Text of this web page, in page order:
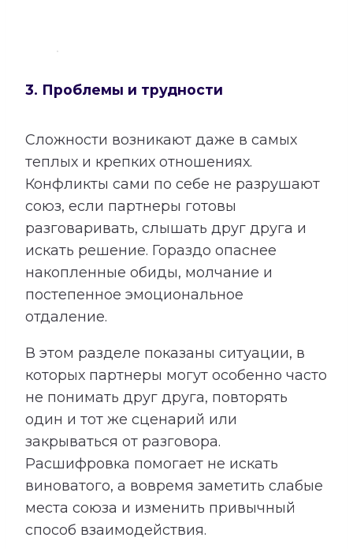
3. Проблемы и трудности
Сложности возникают даже в самых
теплых и крепких отношениях.
Конфликты сами по себе не разрушают
союз, если партнеры готовы
разговаривать, слышать друг друга и
искать решение. Гораздо опаснее
накопленные обиды, молчание и
постепенное эмоциональное
отдаление.
В этом разделе показаны ситуации, в
которых партнеры могут особенно часто
не понимать друг друга, повторять
один и тот же сценарий или
закрываться от разговора.
Расшифровка помогает не искать
виноватого, а вовремя заметить слабые
места союза и изменить привычный
способ взаимодействия.